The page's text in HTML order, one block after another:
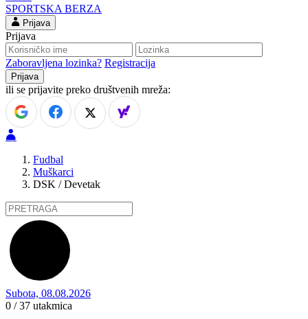
SPORTSKA BERZA
Prijava
Prijava
Zaboravljena lozinka? Registracija
ili se prijavite preko društvenih mreža:
Fudbal
Muškarci
DSK / Devetak
Subota, 08.08.2026
0 / 37 utakmica